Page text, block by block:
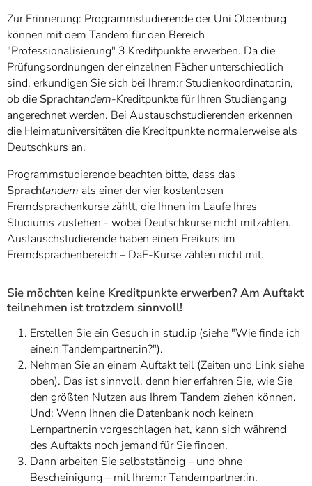
Zur Erinnerung: Programmstudierende der Uni Oldenburg
können mit dem Tandem für den Bereich
"Professionalisierung" 3 Kreditpunkte erwerben. Da die
Prüfungsordnungen der einzelnen Fächer unterschiedlich
sind, erkundigen Sie sich bei Ihrem:r Studienkoordinator:in,
ob die Sprachtandem-Kreditpunkte für Ihren Studiengang
angerechnet werden. Bei Austauschstudierenden erkennen
die Heimatuniversitäten die Kreditpunkte normalerweise als
Deutschkurs an.
Programmstudierende beachten bitte, dass das
Sprachtandem als einer der vier kostenlosen
Fremdsprachenkurse zählt, die Ihnen im Laufe Ihres
Studiums zustehen - wobei Deutschkurse nicht mitzählen.
Austauschstudierende haben einen Freikurs im
Fremdsprachenbereich – DaF-Kurse zählen nicht mit.
Sie möchten keine Kreditpunkte erwerben? Am Auftakt
teilnehmen ist trotzdem sinnvoll!
Erstellen Sie ein Gesuch in stud.ip (siehe "Wie finde ich
eine:n Tandempartner:in?").
Nehmen Sie an einem Auftakt teil (Zeiten und Link siehe
oben). Das ist sinnvoll, denn hier erfahren Sie, wie Sie
den größten Nutzen aus Ihrem Tandem ziehen können.
Und: Wenn Ihnen die Datenbank noch keine:n
Lernpartner:in vorgeschlagen hat, kann sich während
des Auftakts noch jemand für Sie finden.
Dann arbeiten Sie selbstständig – und ohne
Bescheinigung – mit Ihrem:r Tandempartner:in.